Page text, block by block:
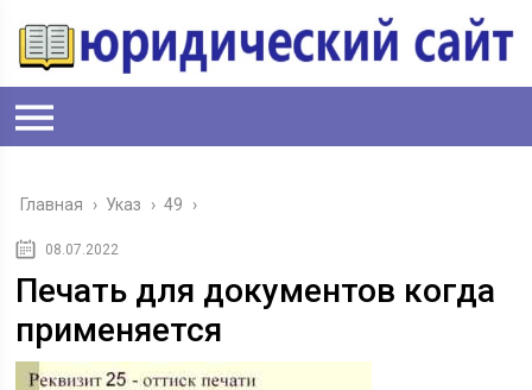
Главная › Указ › 49 ›
08.07.2022
Печать для документов когда
применяется